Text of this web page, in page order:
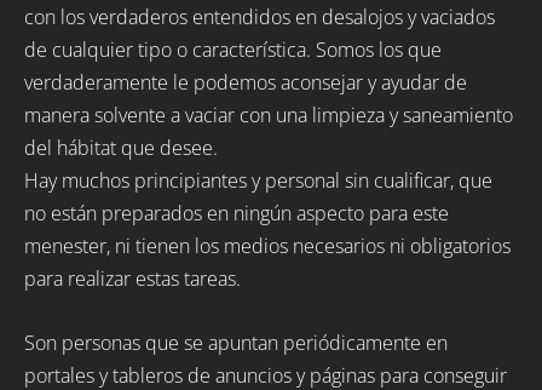
con los verdaderos entendidos en desalojos y vaciados
de cualquier tipo o característica. Somos los que
verdaderamente le podemos aconsejar y ayudar de
manera solvente a vaciar con una limpieza y saneamiento
del hábitat que desee.
Hay muchos principiantes y personal sin cualificar, que
no están preparados en ningún aspecto para este
menester, ni tienen los medios necesarios ni obligatorios
para realizar estas tareas.
Son personas que se apuntan periódicamente en
portales y tableros de anuncios y páginas para conseguir